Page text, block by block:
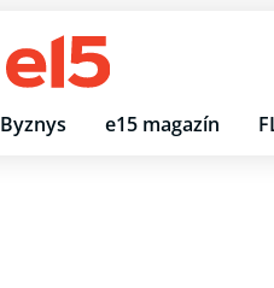
Byznys e15 magazín